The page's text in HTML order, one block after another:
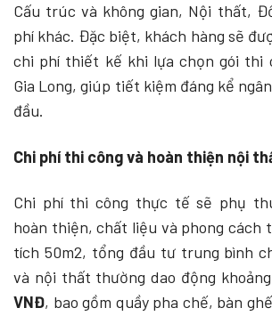
Cấu trúc và không gian, Nội thất,
phí khác. Đặc biệt, khách hàng sẽ
chi phí thiết kế khi lựa chọn gói thi
Gia Long, giúp tiết kiệm đáng kể
đầu.
Chi phí thi công và hoàn thiện nội
Chi phí thi công thực tế sẽ phụ
hoàn thiện, chất liệu và phong cách
tích 50m2, tổng đầu tư trung bình
và nội thất thường dao động khoảng
VNĐ, bao gồm quầy pha chế, bàn